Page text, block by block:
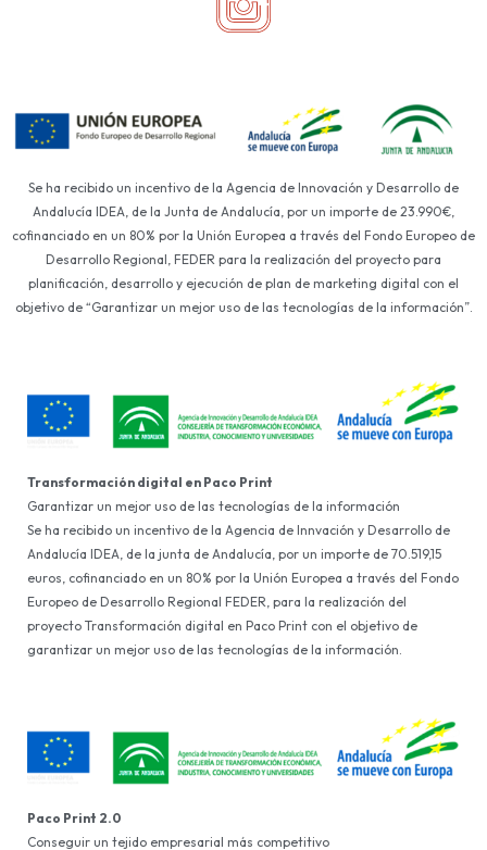
Se ha recibido un incentivo de la Agencia de Innovación y Desarrollo de
Andalucía IDEA, de la Junta de Andalucía, por un importe de 23.990€,
cofinanciado en un 80% por la Unión Europea a través del Fondo Europeo de
Desarrollo Regional, FEDER para la realización del proyecto para
planificación, desarrollo y ejecución de plan de marketing digital con el
objetivo de “Garantizar un mejor uso de las tecnologías de la información”.
Transformación digital en Paco Print
Garantizar un mejor uso de las tecnologías de la información
Se ha recibido un incentivo de la Agencia de Innvación y Desarrollo de
Andalucía IDEA, de la junta de Andalucía, por un importe de 70.519,15
euros, cofinanciado en un 80% por la Unión Europea a través del Fondo
Europeo de Desarrollo Regional FEDER, para la realización del
proyecto Transformación digital en Paco Print con el objetivo de
garantizar un mejor uso de las tecnologías de la información.
Paco Print 2.0
Conseguir un tejido empresarial más competitivo